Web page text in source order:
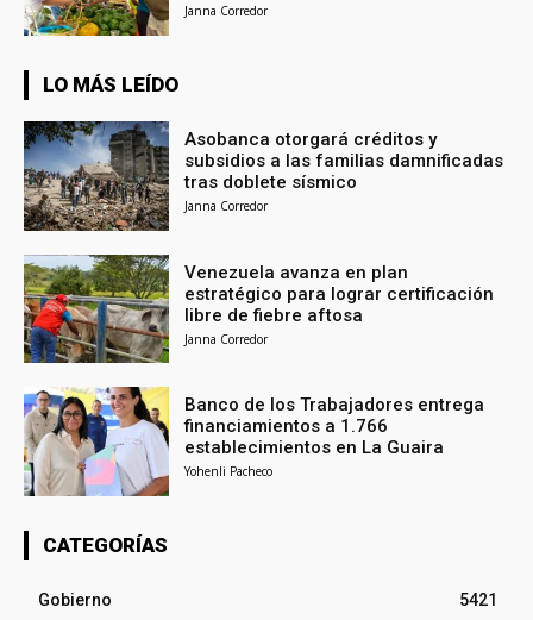
Janna Corredor
LO MÁS LEÍDO
Asobanca otorgará créditos y
subsidios a las familias damnificadas
tras doblete sísmico
Janna Corredor
Venezuela avanza en plan
estratégico para lograr certificación
libre de fiebre aftosa
Janna Corredor
Banco de los Trabajadores entrega
financiamientos a 1.766
establecimientos en La Guaira
Yohenli Pacheco
CATEGORÍAS
Gobierno
5421